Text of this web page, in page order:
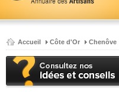
Accueil Côte d'Or Chenôve